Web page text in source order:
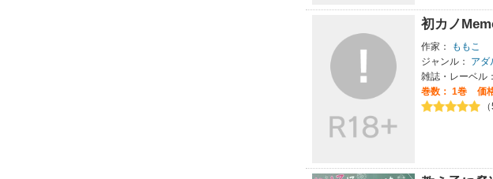
初カノ
作家：
ももこ
ジャンル：
アダ
雑誌・レーベル：
巻数： 1巻
価